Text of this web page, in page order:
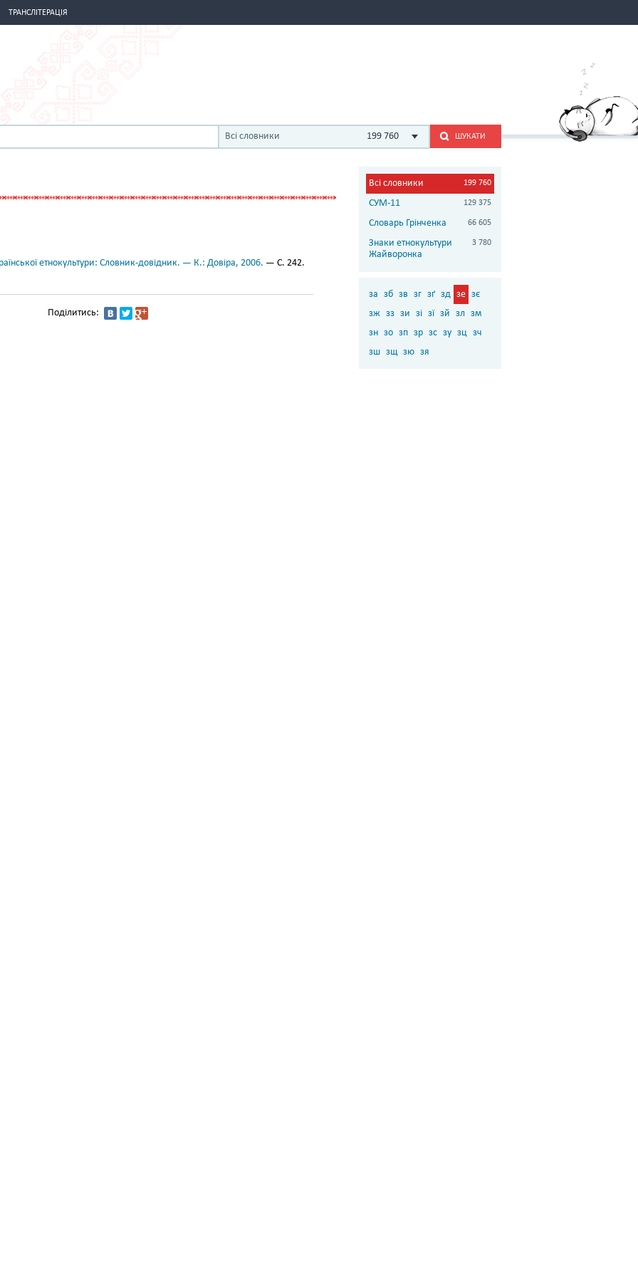
ТРАНСЛІТЕРАЦІЯ
Всі словники 199 760 ШУКАТИ
етнокультури: Словник-довідник. — К.: Довіра, 2006. — С. 242.
Поділитись:
Всі словники 199 760
СУМ-11 129 375
Словарь Грінченка 66 605
Знаки етнокультури
Жайворонка
3 780
за зб зв зг зґ зд зе зє
зж зз зи зі зї зй зл зм
зн зо зп зр зс зу зц зч
зш зщ зю зя